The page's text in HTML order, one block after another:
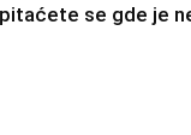
se gde je